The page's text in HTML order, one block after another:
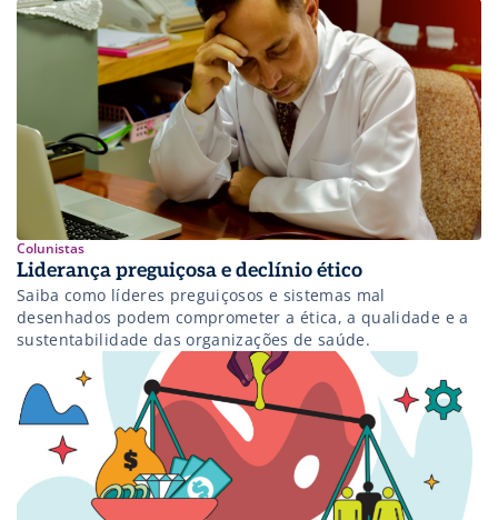
Colunistas
Liderança preguiçosa e declínio ético
Saiba como líderes preguiçosos e sistemas mal
desenhados podem comprometer a ética, a qualidade e a
sustentabilidade das organizações de saúde.